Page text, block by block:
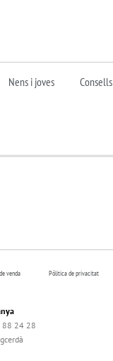
Nens i joves Consells
venda Pólitica de privacitat
88 24 28